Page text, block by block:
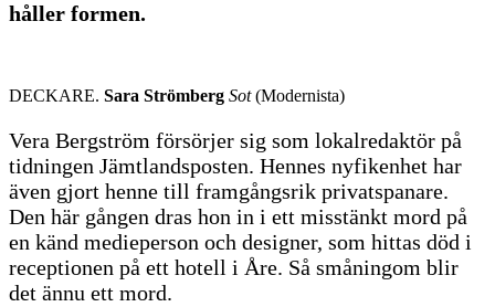
håller formen.
DECKARE. Sara Strömberg Sot(Modernista)
Vera Bergström försörjer sig som lokalredaktör på
tidningen Jämtlandsposten. Hennes nyfikenhet har
även gjort henne till framgångsrik privatspanare.
Den här gången dras hon in i ett misstänkt mord på
en känd medieperson och designer, som hittas död i
receptionen på ett hotell i Åre. Så småningom blir
det ännu ett mord.